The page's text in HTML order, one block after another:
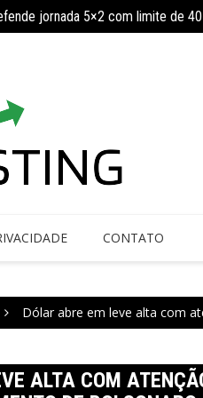
jornada 5×2 com limite de 40
de auxílio-doença sem perícia;
CONTATO
Dólar abre em leve alta com
ALTA COM